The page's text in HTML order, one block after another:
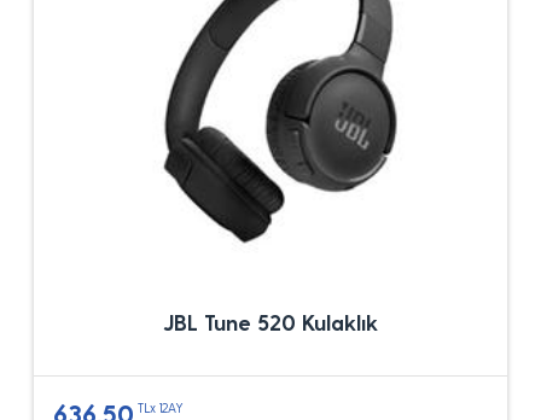
JBL Tune 520 Kulaklık
636,50 TLx 12AY